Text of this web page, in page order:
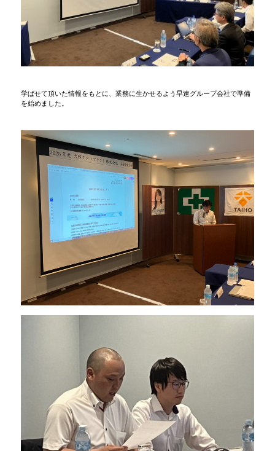
学ばせて頂いた情報をもとに、業務に生かせるよう早速グループ会社で準備
を始めました。